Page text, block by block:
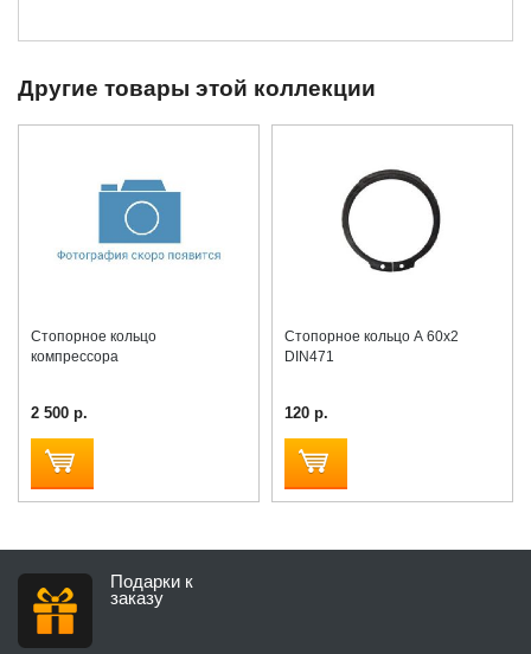
Другие товары этой коллекции
Стопорное кольцо
компрессора
2 500 р.
Стопорное кольцо А 60х2
DIN471
120 р.
Подарки к
заказу